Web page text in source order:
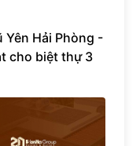
Hải Phòng -
cho biệt thự 3